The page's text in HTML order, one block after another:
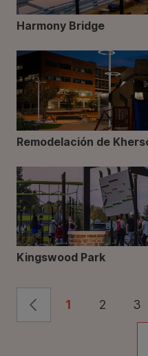
Harmony Bridge
Remodelación de
Kingswood Park
1 2 3